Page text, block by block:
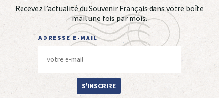
Recevez l’actualité du Souvenir Français dans votre boîte
mail une fois par mois.
ADRESSE E-MAIL
S'INSCRIRE